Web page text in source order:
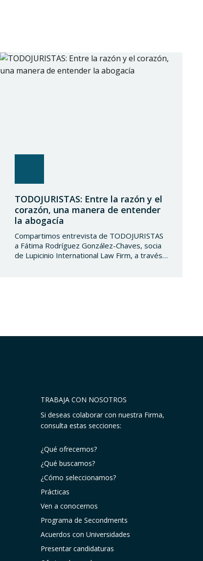
TODOJURISTAS: Entre la razón y el
corazón, una manera de entender
la abogacía
Compartimos entrevista de TODOJURISTAS
a Fátima Rodríguez González-Chaves, socia
de Lupicinio International Law Firm, a través
TRABAJA CON NOSOTROS
Si deseas colaborar con nuestra Firma,
consulta estas secciones:
¿Qué ofrecemos?
¿Qué buscamos?
¿Cómo seleccionamos?
Prácticas
Ven a conocernos
Programa de Secondments
Acuerdos con Universidades
Presentar candidaturas